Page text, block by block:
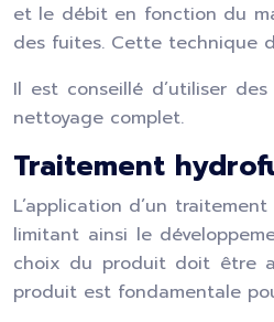
et le débit en fonction du
des fuites. Cette technique
Il est conseillé d’utiliser
nettoyage complet.
Traitement
L’application d’un
limitant ainsi le
choix du produit doit être
produit est fondamentale